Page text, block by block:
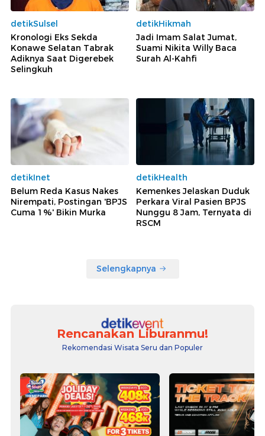
detikSulsel
Kronologi Eks Sekda
Konawe Selatan Tabrak
Adiknya Saat Digerebek
Selingkuh
detikHikmah
Jadi Imam Salat Jumat,
Suami Nikita Willy Baca
Surah Al-Kahfi
detikInet
Belum Reda Kasus Nakes
Nirempati, Postingan 'BPJS
Cuma 1%' Bikin Murka
detikHealth
Kemenkes Jelaskan Duduk
Perkara Viral Pasien BPJS
Nunggu 8 Jam, Ternyata di
RSCM
Selengkapnya
Rencanakan Liburanmu!
Rekomendasi Wisata Seru dan Populer